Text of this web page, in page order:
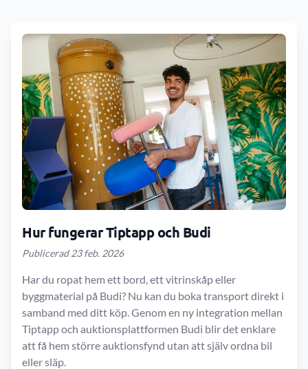
Hur fungerar Tiptapp och Budi
Publicerad 23 feb. 2026
Har du ropat hem ett bord, ett vitrinskåp eller
byggmaterial på Budi? Nu kan du boka transport direkt i
samband med ditt köp. Genom en ny integration mellan
Tiptapp och auktionsplattformen Budi blir det enklare
att få hem större auktionsfynd utan att själv ordna bil
eller släp.